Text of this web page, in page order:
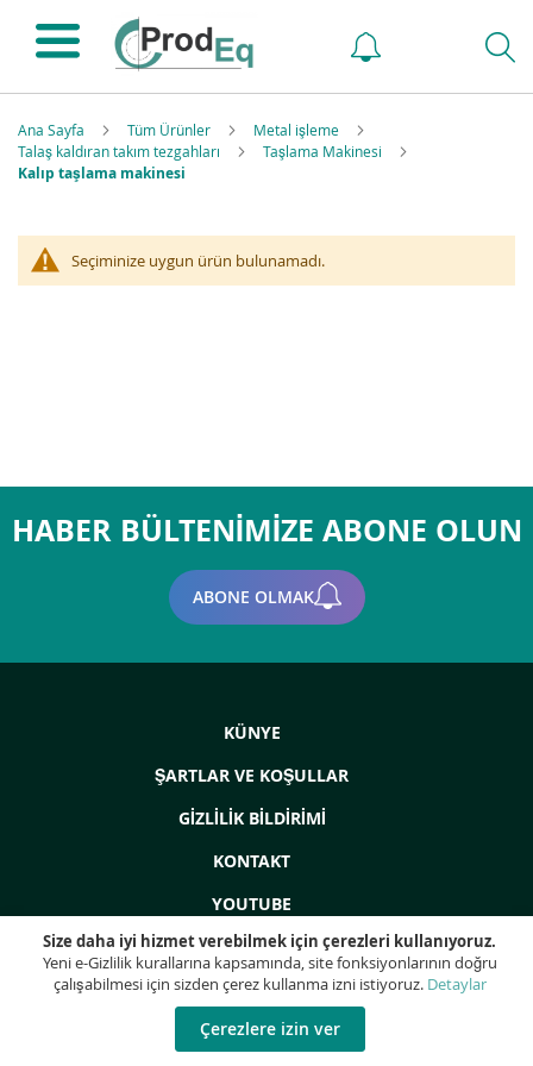
Size daha iyi hizmet verebilmek için çerezleri kullanıyoruz.
Yeni e-Gizlilik kurallarına kapsamında, site fonksiyonlarının doğru
çalışabilmesi için sizden çerez kullanma izni istiyoruz. Detaylar
Çerezlere izin ver
Ana Sayfa Tüm Ürünler
Metal işleme
Talaş kaldıran takım tezgahları
Taşlama Makinesi
Kalıp taşlama makinesi
Seçiminize uygun ürün bulunamadı.
HABER BÜLTENIMIZE ABONE OLUN
ABONE OLMAK
KÜNYE
ŞARTLAR VE KOŞULLAR
GIZLILIK BILDIRIMI
KONTAKT
YOUTUBE
Telif Hakkı © 2022 - ProdEq Group: Kullanılmış Makineler - Revizyonlar -